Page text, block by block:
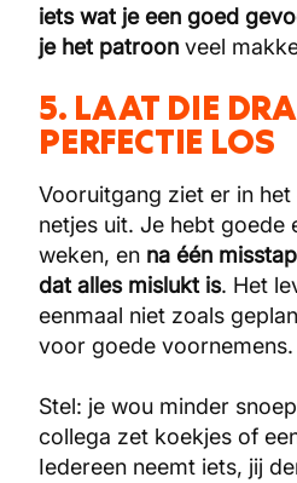
iets wat je een goed
je het patroon veel
5. LAAT DIE
PERFECTIE LOS
Vooruitgang ziet er in
netjes uit. Je hebt goede
weken, en na één
dat alles mislukt is. Het
eenmaal niet zoals
voor goede voornemens.
Stel: je wou minder
collega zet koekjes of
Iedereen neemt iets, jij